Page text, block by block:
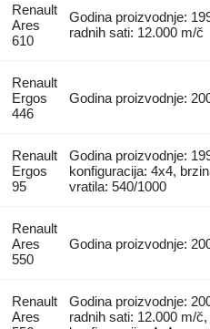
Renault
Ares
610
Godina proizvodnje:
radnih sati: 12.000 m/č
Renault
Ergos
446
Godina proizvodnje:
Renault
Ergos
95
Godina proizvodnje:
konfiguracija: 4x4,
vratila: 540/1000
Renault
Ares
550
Godina proizvodnje:
Renault
Ares
Godina proizvodnje:
radnih sati: 12.000 m/